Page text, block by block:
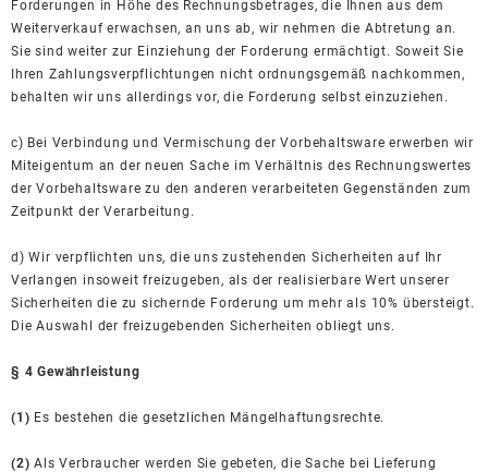
Forderungen in Höhe des Rechnungsbetrages, die Ihnen aus dem
Weiterverkauf erwachsen, an uns ab, wir nehmen die Abtretung an.
Sie sind weiter zur Einziehung der Forderung ermächtigt. Soweit Sie
Ihren Zahlungsverpflichtungen nicht ordnungsgemäß nachkommen,
behalten wir uns allerdings vor, die Forderung selbst einzuziehen.
c) Bei Verbindung und Vermischung der Vorbehaltsware erwerben wir
Miteigentum an der neuen Sache im Verhältnis des Rechnungswertes
der Vorbehaltsware zu den anderen verarbeiteten Gegenständen zum
Zeitpunkt der Verarbeitung.
d) Wir verpflichten uns, die uns zustehenden Sicherheiten auf Ihr
Verlangen insoweit freizugeben, als der realisierbare Wert unserer
Sicherheiten die zu sichernde Forderung um mehr als 10% übersteigt.
Die Auswahl der freizugebenden Sicherheiten obliegt uns.
§ 4 Gewährleistung
(1) Es bestehen die gesetzlichen Mängelhaftungsrechte.
(2) Als Verbraucher werden Sie gebeten, die Sache bei Lieferung